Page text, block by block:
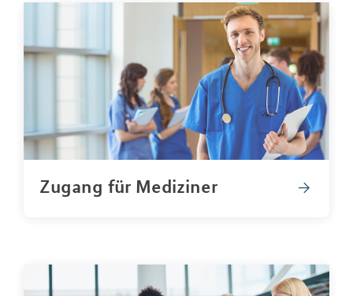
Zugang für Mediziner